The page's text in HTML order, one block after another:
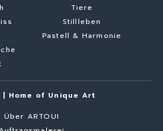
Tiere
Stillleben
Pastell & Harmonie
| Home of Unique Art
Über ARTOUI